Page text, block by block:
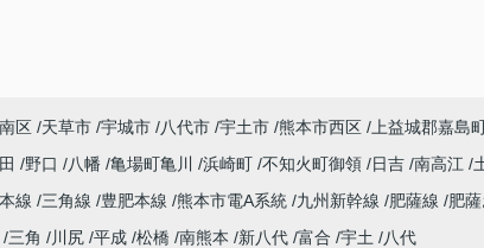
区 天草市 宇城市 八代市 宇土市 熊本市西区
上益城郡嘉島
野口 八幡 亀場町亀川 浜崎町 不知火町御領 日吉 南高江
線 三角線 豊肥本線 熊本市電A系統 九州新幹線 肥薩線
肥
三角 川尻 平成 松橋 南熊本 新八代 富合 宇土 八代